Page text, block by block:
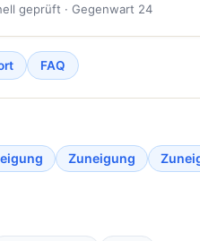
geprüft · Gegenwart 24
FAQ
Zuneigung